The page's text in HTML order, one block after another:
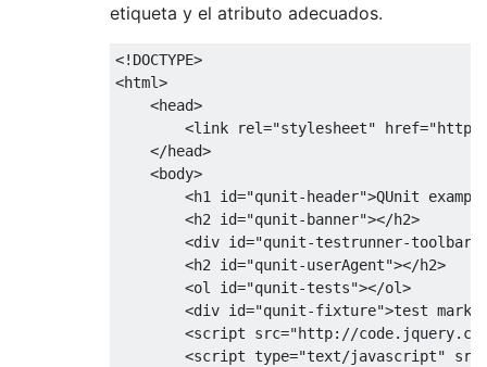
etiqueta y el atributo adecuados.
<! DOCTYPE>
<html>
<head>
<link rel="stylesheet" href=
</head>
<body>
<h1 id="qunit-header">QUnit
<h2 id="qunit-banner"></h2>
<div id="qunit-testrunner-toolbar"
<h2 id="qunit-userAgent"></h2>
<ol id="qunit-tests"></ol>
<div id="qunit-fixture">test
<script src="http://
<script type="text/javascript" src